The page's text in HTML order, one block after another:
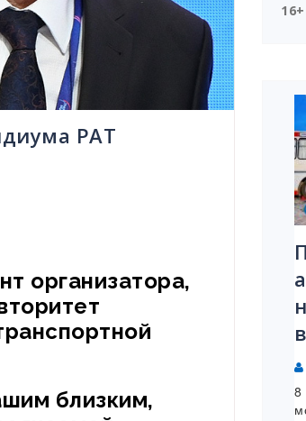
РАТ
организатора,
близким,
16+
8